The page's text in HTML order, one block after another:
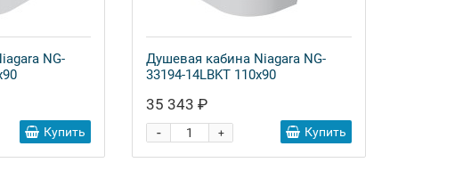
NG-
Купить
Душевая кабина Niagara NG-
33194-14LBKT 110x90
35 343 ₽
+
- Купить